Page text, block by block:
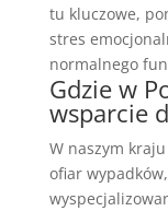
tu kluczowe,
stres
normalnego
Gdzie w
wsparcie
W naszym
ofiar